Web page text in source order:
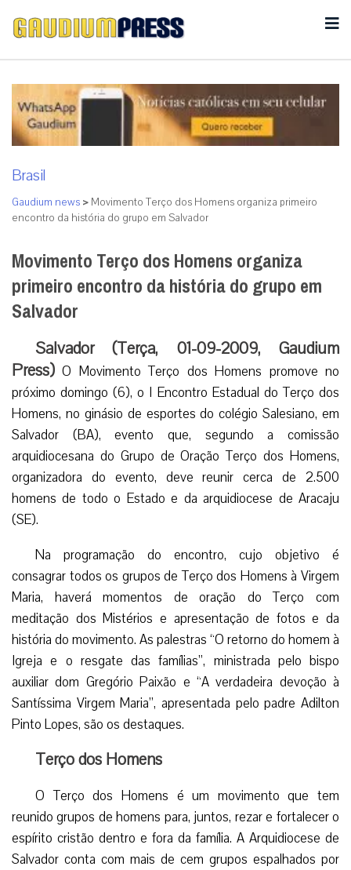
Brasil
Gaudium news > Movimento Terço dos Homens organiza primeiro
encontro da história do grupo em Salvador
Movimento Terço dos Homens organiza
primeiro encontro da história do grupo em
Salvador
Salvador (Terça, 01-09-2009, Gaudium
Press) O Movimento Terço dos Homens promove no
próximo domingo (6), o I Encontro Estadual do Terço dos
Homens, no ginásio de esportes do colégio Salesiano, em
Salvador (BA), evento que, segundo a comissão
arquidiocesana do Grupo de Oração Terço dos Homens,
organizadora do evento, deve reunir cerca de 2.500
homens de todo o Estado e da arquidiocese de Aracaju
(SE).
Na programação do encontro, cujo objetivo é
consagrar todos os grupos de Terço dos Homens à Virgem
Maria, haverá momentos de oração do Terço com
meditação dos Mistérios e apresentação de fotos e da
história do movimento. As palestras “O retorno do homem à
Igreja e o resgate das famílias”, ministrada pelo bispo
auxiliar dom Gregório Paixão e “A verdadeira devoção à
Santíssima Virgem Maria”, apresentada pelo padre Adilton
Pinto Lopes, são os destaques.
Terço dos Homens
O Terço dos Homens é um movimento que tem
reunido grupos de homens para, juntos, rezar e fortalecer o
espírito cristão dentro e fora da família. A Arquidiocese de
Salvador conta com mais de cem grupos espalhados por